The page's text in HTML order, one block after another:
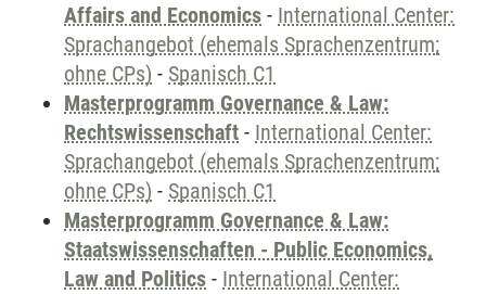
Affairs and Economics - International Center:
Sprachangebot (ehemals Sprachenzentrum;
ohne CPs) - Spanisch C1
Masterprogramm Governance & Law:
Rechtswissenschaft - International Center:
Sprachangebot (ehemals Sprachenzentrum;
ohne CPs) - Spanisch C1
Masterprogramm Governance & Law:
Staatswissenschaften - Public Economics,
Law and Politics - International Center: